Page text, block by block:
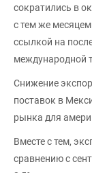
сократились в
с тем же
ссылкой на
международной
Снижение
поставок в
рынка для
Вместе с тем,
сравнению с